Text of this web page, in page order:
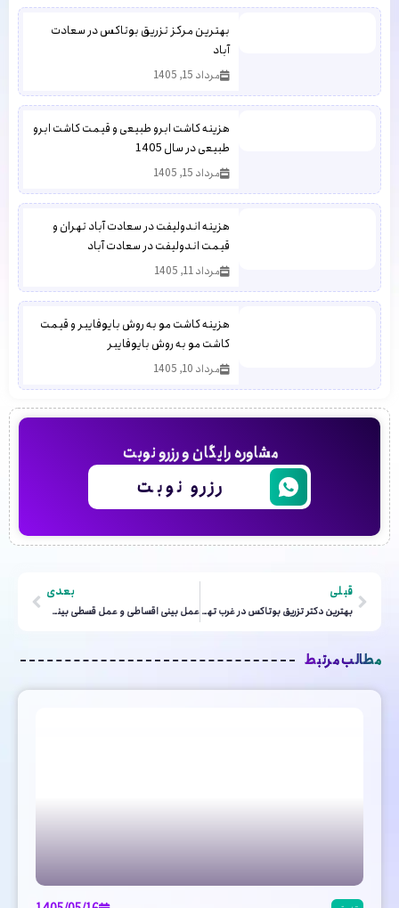
بهترین مرکز تزریق بوتاکس در سعادت
آباد
مرداد 15, 1405
هزینه کاشت ابرو طبیعی و قیمت کاشت ابرو
طبیعی در سال 1405
مرداد 15, 1405
هزینه اندولیفت در سعادت آباد تهران و
قیمت اندولیفت در سعادت آباد
مرداد 11, 1405
هزینه کاشت مو به روش بایوفایبر و قیمت
کاشت مو به روش بایوفایبر
مرداد 10, 1405
مشاوره رایگان و رزرو نوبت
رزرو نوبت
قبلی
بهترین دکتر تزریق بوتاکس در غرب تهران
بعدی
عمل بینی اقساطی و عمل قسطی بینی در تهران
مطالب مرتبط